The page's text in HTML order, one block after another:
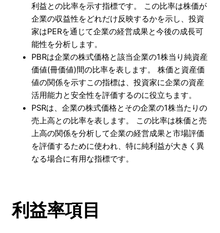
利益との比率を示す指標です。 この比率は株価が
企業の収益性をどれだけ反映するかを示し、投資
家はPERを通じて企業の経営成果と今後の成長可
能性を分析します。
PBRは企業の株式価格と該当企業の1株当り純資産
価値(冊価値)間の比率を表します。 株価と資産価
値の関係を示すこの指標は、投資家に企業の資産
活用能力と安全性を評価するのに役立ちます。
PSRは、企業の株式価格とその企業の1株当たりの
売上高との比率を表します。 この比率は株価と売
上高の関係を分析して企業の経営成果と市場評価
を評価するために使われ、特に純利益が大きく異
なる場合に有用な指標です。
利益率項目